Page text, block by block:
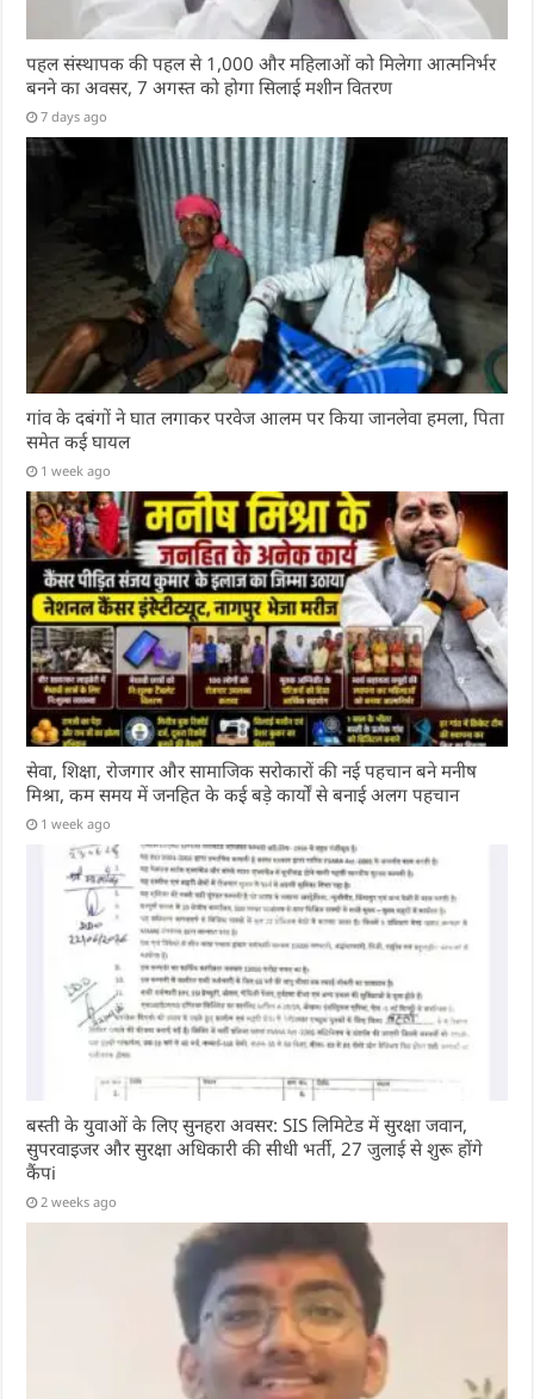
पहल संस्थापक की पहल से 1,000 और महिलाओं को मिलेगा आत्मनिर्भर
बनने का अवसर, 7 अगस्त को होगा सिलाई मशीन वितरण
7 days ago
गांव के दबंगों ने घात लगाकर परवेज आलम पर किया जानलेवा हमला, पिता
समेत कई घायल
1 week ago
सेवा, शिक्षा, रोजगार और सामाजिक सरोकारों की नई पहचान बने मनीष
मिश्रा, कम समय में जनहित के कई बड़े कार्यों से बनाई अलग पहचान
1 week ago
बस्ती के युवाओं के लिए सुनहरा अवसर: SIS लिमिटेड में सुरक्षा जवान,
सुपरवाइजर और सुरक्षा अधिकारी की सीधी भर्ती, 27 जुलाई से शुरू होंगे
कैंपi
2 weeks ago